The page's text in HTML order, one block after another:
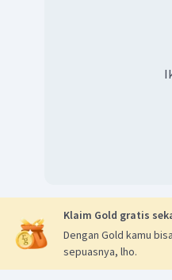
Paangan Elektron Bebas
Klaim Gold gratis
Dengan Gold kamu
sepuasnya, lho.